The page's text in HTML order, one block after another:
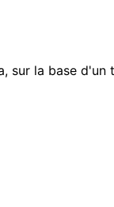
sur la base